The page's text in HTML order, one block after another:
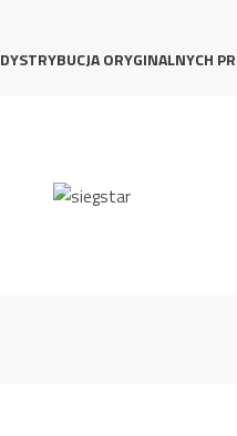
DYSTRYBUCJA ORYGINALNYCH